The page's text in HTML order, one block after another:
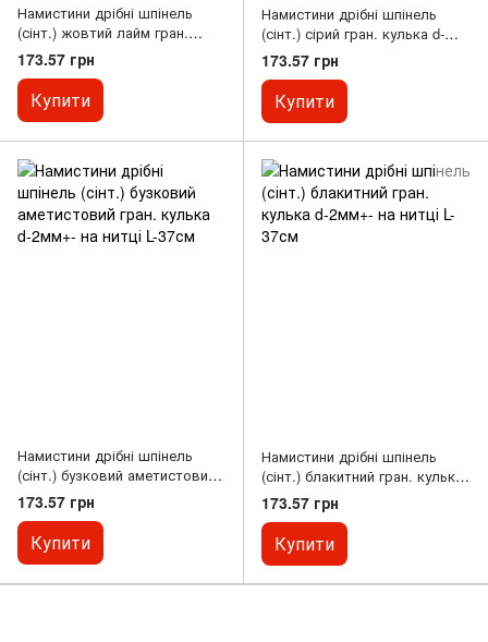
Намистини дрібні шпінель
(сінт.) жовтий лайм гран.
кулька d-2мм+- на нитці L-37см
173.57 грн
Купити
Намистини дрібні шпінель
(сінт.) сірий гран. кулька d-
2мм+- на нитці L-37см
173.57 грн
Купити
Намистини дрібні шпінель
(сінт.) бузковий аметистовий
гран. кулька d-2мм+- на нитці
L-37см
173.57 грн
Купити
Намистини дрібні шпінель
(сінт.) блакитний гран. кулька
d-2мм+- на нитці L-37см
173.57 грн
Купити